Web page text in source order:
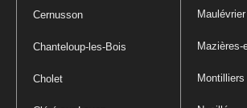
Cernusson
Chanteloup-les-Bois
Cholet
Maulévrier
Mazières-
Montilliers